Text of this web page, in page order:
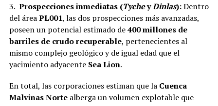
3. Prospecciones inmediatas (TycheyDinlas):Dentro
del áreaPL001, las dos prospecciones más avanzadas,
poseen un potencial estimado de400 millones de
barriles de crudo recuperable, pertenecientes al
mismo complejo geológico y de igual edad que el
yacimiento adyacente Sea Lion.
En total, las corporaciones estiman que la Cuenca
Malvinas Nortealberga un volumen explotable que